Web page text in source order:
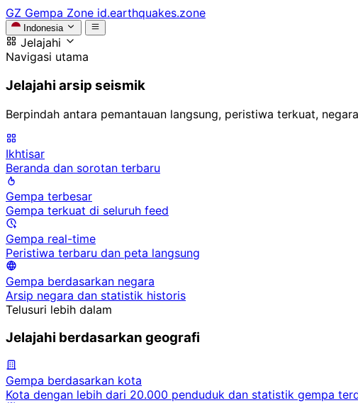
GZ Gempa Zone id.earthquakes.zone
Indonesia
Jelajahi
Navigasi utama
Jelajahi arsip seismik
Berpindah antara pemantauan langsung, peristiwa terkuat,
Ikhtisar
Beranda dan sorotan terbaru
Gempa terbesar
Gempa terkuat di seluruh feed
Gempa real-time
Peristiwa terbaru dan peta langsung
Gempa berdasarkan negara
Arsip negara dan statistik historis
Telusuri lebih dalam
Jelajahi berdasarkan geografi
Gempa berdasarkan kota
Kota dengan lebih dari 20.000 penduduk dan statistik gempa